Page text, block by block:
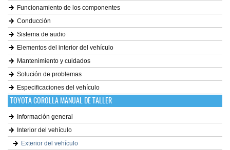
Funcionamiento de los componentes
Conducción
Sistema de audio
Elementos del interior del vehículo
Mantenimiento y cuidados
Solución de problemas
Especificaciones del vehículo
TOYOTA COROLLA MANUAL DE TALLER
Información general
Interior del vehículo
Exterior del vehículo